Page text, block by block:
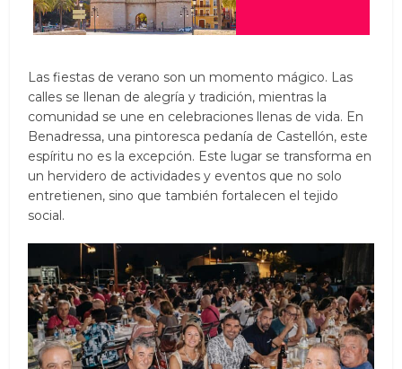
Las fiestas de verano son un momento mágico. Las
calles se llenan de alegría y tradición, mientras la
comunidad se une en celebraciones llenas de vida. En
Benadressa, una pintoresca pedanía de Castellón, este
espíritu no es la excepción. Este lugar se transforma en
un hervidero de actividades y eventos que no solo
entretienen, sino que también fortalecen el tejido
social.